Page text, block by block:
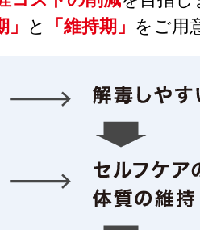
」 と 「維持期」 をご用